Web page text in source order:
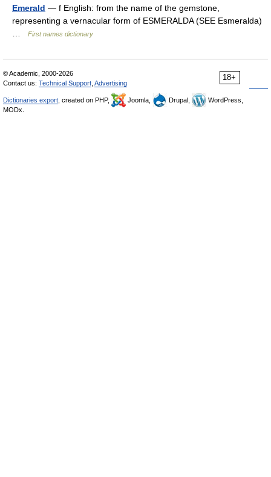
Emerald — f English: from the name of the gemstone,
representing a vernacular form of ESMERALDA (SEE Esmeralda)
First names dictionary
18+
© Academic, 2000-2026
Contact us: Technical Support Advertising
Dictionaries export , created on PHP, Joomla, Drupal,
WordPress,
MODx.